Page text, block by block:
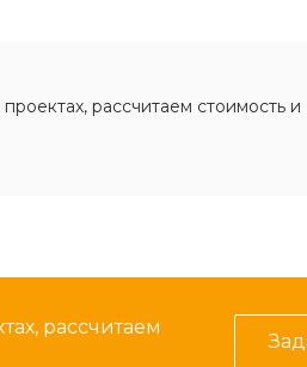
рассчитаем стоимость и
рассчитаем